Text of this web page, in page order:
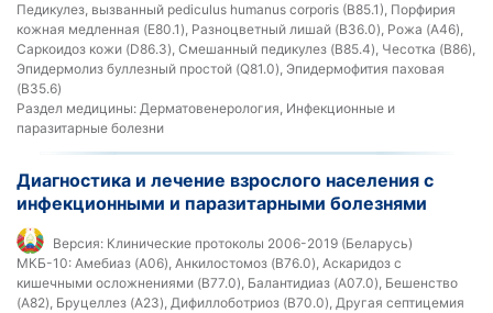
Педикулез, вызванный pediculus humanus corporis (B85.1), Порфирия
кожная медленная (E80.1), Разноцветный лишай (B36.0), Рожа (A46),
Саркоидоз кожи (D86.3), Смешанный педикулез (B85.4), Чесотка (B86),
Эпидермолиз буллезный простой (Q81.0), Эпидермофития паховая
(B35.6)
Раздел медицины: Дерматовенерология, Инфекционные и
паразитарные болезни
Диагностика и лечение взрослого населения с
инфекционными и паразитарными болезнями
Версия: Клинические протоколы 2006-2019 (Беларусь)
МКБ-10: Амебиаз (A06), Анкилостомоз (B76.0), Аскаридоз с
кишечными осложнениями (B77.0), Балантидиаз (A07.0), Бешенство
(A82), Бруцеллез (A23), Дифиллоботриоз (B70.0), Другая септицемия